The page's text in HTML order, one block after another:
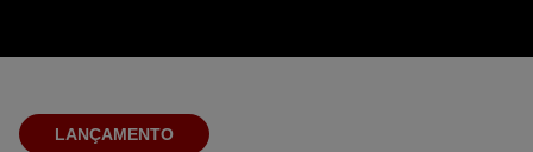
LANÇAMENTO